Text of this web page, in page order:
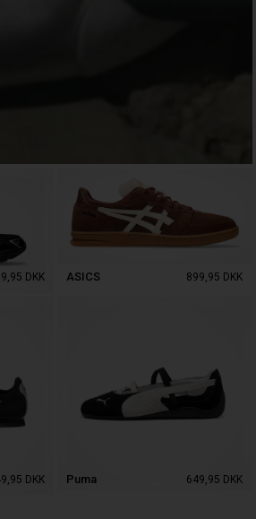
DKK ASICS 899,95 DKK
DKK Puma 649,95 DKK